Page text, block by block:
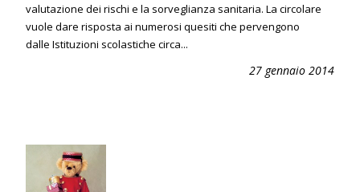
valutazione dei rischi e la sorveglianza sanitaria. La circolare
vuole dare risposta ai numerosi quesiti che pervengono
dalle Istituzioni scolastiche circa...
27 gennaio 2014